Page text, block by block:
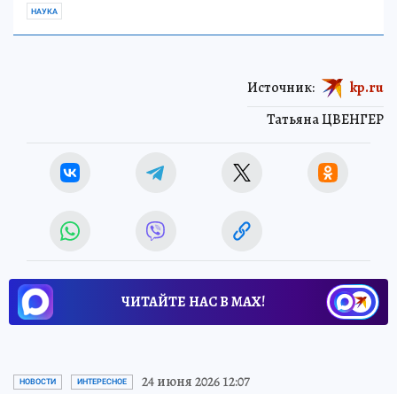
НАУКА
Татьяна ЦВЕНГЕР
Источник: kp.ru
ЧИТАЙТЕ НАС В МАХ!
НОВОСТИ ИНТЕРЕСНОЕ 24 июня 2026 12:07